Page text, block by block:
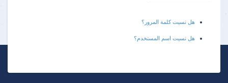
هل نسيت كلمة المرور؟
هل نسيت اسم المستخدم؟